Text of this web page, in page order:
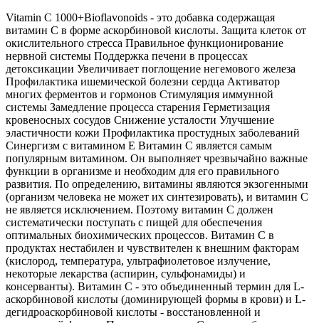
Vitamin С 1000+Bioflavonoids - это добавка содержащая
витамин C в форме аскорбиновой кислоты. Защита клеток от
окислительного стресса Правильное функционирование
нервной системы Поддержка печени в процессах
детоксикации Увеличивает поглощение негемового железа
Профилактика ишемической болезни сердца Активатор
многих ферментов и гормонов Стимуляция иммунной
системы Замедление процесса старения Герметизация
кровеносных сосудов Снижение усталости Улучшение
эластичности кожи Профилактика простудных заболеваний
Синергизм с витамином Е Витамин С является самым
популярным витамином. Он выполняет чрезвычайно важные
функции в организме и необходим для его правильного
развития. По определению, витамины являются экзогенными
(организм человека не может их синтезировать), и витамин С
не является исключением. Поэтому витамин С должен
систематически поступать с пищей для обеспечения
оптимальных биохимических процессов. Витамин С в
продуктах нестабилен и чувствителен к внешним факторам
(кислород, температура, ультрафиолетовое излучение,
некоторые лекарства (аспирин, сульфонамиды) и
консерванты). Витамин С - это объединенный термин для L-
аскорбиновой кислоты (доминирующей формы в крови) и L-
дегидроаскорбиновой кислоты - восстановленной и